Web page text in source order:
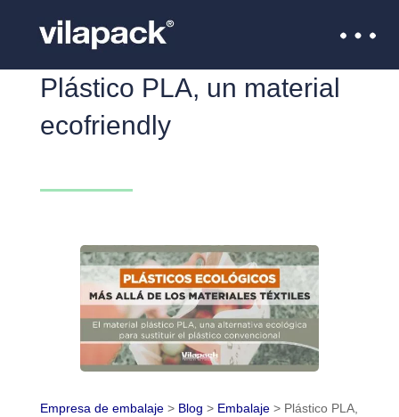
Plástico PLA, un material
ecofriendly
Empresa de embalaje > Blog > Embalaje > Plástico PLA,